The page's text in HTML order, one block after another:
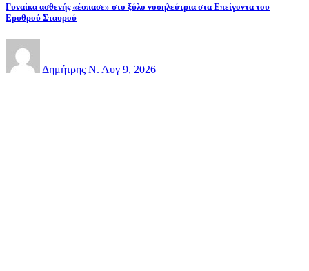
Γυναίκα ασθενής «έσπασε» στο ξύλο νοσηλεύτρια στα Επείγοντα του
Ερυθρού Σταυρού
Δημήτρης Ν. Αυγ 9, 2026